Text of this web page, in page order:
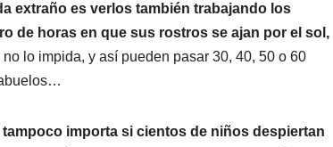
extraño es verlos también trabajando los
de horas en que sus rostros se ajan por el sol,
lo impida, y así pueden pasar 30, 40, 50 o 60
importa si cientos de niños despiertan